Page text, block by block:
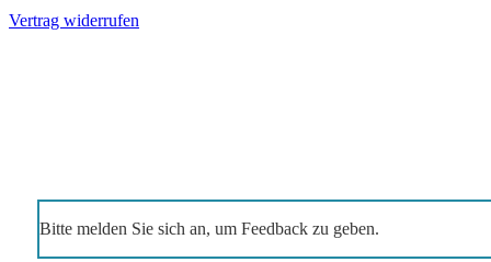
Vertrag widerrufen
Bitte melden Sie sich an, um Feedback zu geben.